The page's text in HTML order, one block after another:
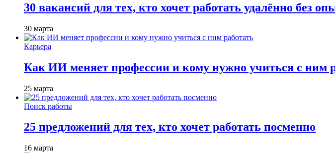
30 вакансий для тех, кто хочет работать удалённо без
30 марта
Карьера
Как ИИ меняет профессии и кому нужно учиться с ним
25 марта
Поиск работы
25 предложений для тех, кто хочет работать посменно
16 марта